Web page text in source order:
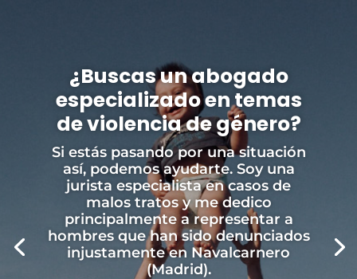
¿Buscas un abogado
especializado en temas
de violencia de género?
Si estás pasando por una situación
así, podemos ayudarte. Soy una
jurista especialista en casos de
malos tratos y me dedico
principalmente a representar a
hombres que han sido denunciados
injustamente en Navalcarnero
(Madrid).